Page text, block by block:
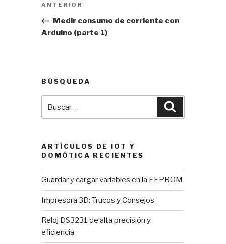
entradas
Entrada
anterior:
ANTERIOR
Medir consumo de corriente con
Arduino (parte 1)
BÚSQUEDA
ARTÍCULOS DE IOT Y
DOMÓTICA RECIENTES
Guardar y cargar variables en la EEPROM
Impresora 3D: Trucos y Consejos
Reloj DS3231 de alta precisión y
eficiencia